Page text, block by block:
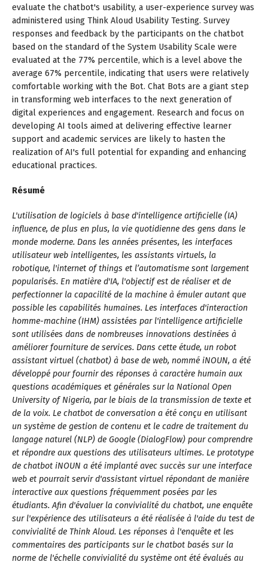
evaluate the chatbot's usability, a user-experience survey was
administered using Think Aloud Usability Testing. Survey
responses and feedback by the participants on the chatbot
based on the standard of the System Usability Scale were
evaluated at the 77% percentile, which is a level above the
average 67% percentile, indicating that users were relatively
comfortable working with the Bot. Chat Bots are a giant step
in transforming web interfaces to the next generation of
digital experiences and engagement. Research and focus on
developing AI tools aimed at delivering effective learner
support and academic services are likely to hasten the
realization of AI's full potential for expanding and enhancing
educational practices.
Résumé
L'utilisation de logiciels à base d'intelligence artificielle (IA)
influence, de plus en plus, la vie quotidienne des gens dans le
monde moderne. Dans les années présentes, les interfaces
utilisateur web intelligentes, les assistants virtuels, la
robotique, l'internet of things et l’automatisme sont largement
popularisés. En matière d'IA, l'objectif est de réaliser et de
perfectionner la capacilité de la machine à émuler autant que
possible les capabilités humaines. Les interfaces d'interaction
homme-machine (IHM) assistées par l'intelligence artificielle
sont utilisées dans de nombreuses innovations destinées à
améliorer fourniture de services. Dans cette étude, un robot
assistant virtuel (chatbot) à base de web, nommé iNOUN, a été
développé pour fournir des réponses à caractère humain aux
questions académiques et générales sur la National Open
University of Nigeria, par le biais de la transmission de texte et
de la voix. Le chatbot de conversation a été conçu en utilisant
un système de gestion de contenu et le cadre de traitement du
langage naturel (NLP) de Google (DialogFlow) pour comprendre
et répondre aux questions des utilisateurs ultimes. Le prototype
de chatbot iNOUN a été implanté avec succès sur une interface
web et pourrait servir d'assistant virtuel répondant de manière
interactive aux questions fréquemment posées par les
étudiants. Afin d'évaluer la convivialité du chatbot, une enquête
sur l'expérience des utilisateurs a été réalisée à l'aide du test de
convivialité de Think Aloud. Les réponses à l'enquête et les
commentaires des participants sur le chatbot basés sur la
norme de l'échelle convivialité du système ont été évalués au